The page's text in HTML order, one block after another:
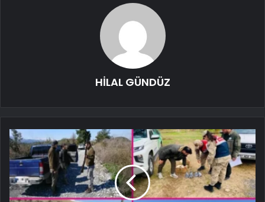
HİLAL GÜNDÜZ